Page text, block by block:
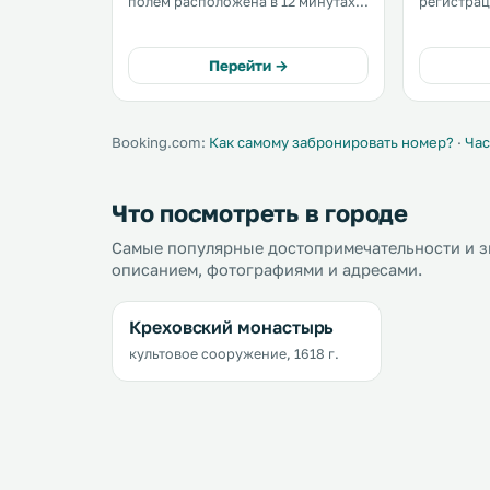
гостей теннисный корт и
бесплатная частная парковка. .
Перейти →
отеля
Booking.com: Как самому забронировать номер? ·
Что посмотреть в городе
Самые популярные достопримечательности и
описанием, фотографиями и адресами.
Креховский монастырь
культовое сооружение, 1618 г.